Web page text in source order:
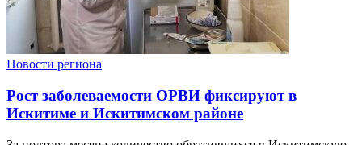
Новости региона
Рост заболеваемости ОРВИ фиксируют в
Искитиме и Искитимском районе